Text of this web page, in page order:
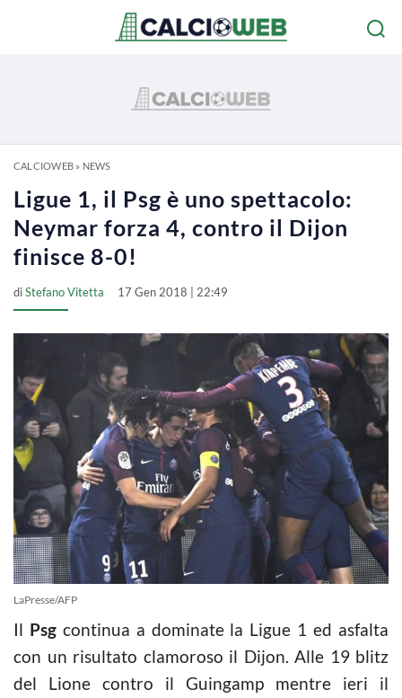
CALCIOWEB» NEWS
Ligue 1, il Psg è uno spettacolo:
Neymar forza 4, contro il Dijon
finisce 8-0!
diStefano Vitetta 17 Gen 2018 | 22:49
LaPresse/AFP
Il Psgcontinua a dominate la Ligue 1 ed asfalta
con un risultato clamoroso il Dijon. Alle 19 blitz
del Lione contro il Guingamp mentre ieri il